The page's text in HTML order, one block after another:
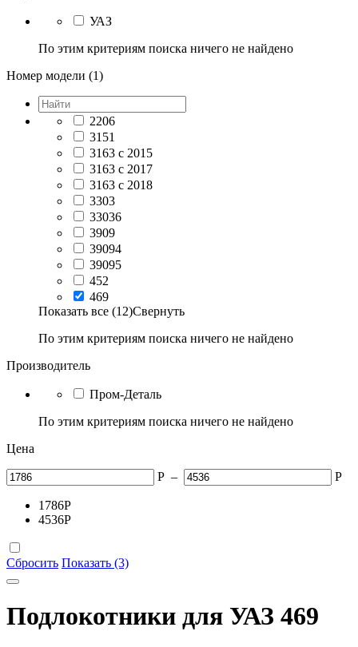
УАЗ
По этим критериям поиска ничего не найдено
Номер модели (1)
2206
3151
3163 с 2015
3163 с 2017
3163 с 2018
3303
33036
3909
39094
39095
452
469
Показать все (12)Свернуть
По этим критериям поиска ничего не найдено
Производитель
Пром-Деталь
По этим критериям поиска ничего не найдено
Цена
Р – Р
1786Р
4536Р
Сбросить Показать (3)
Подлокотники для УАЗ 469